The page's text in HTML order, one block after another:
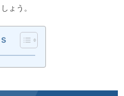
ょう。